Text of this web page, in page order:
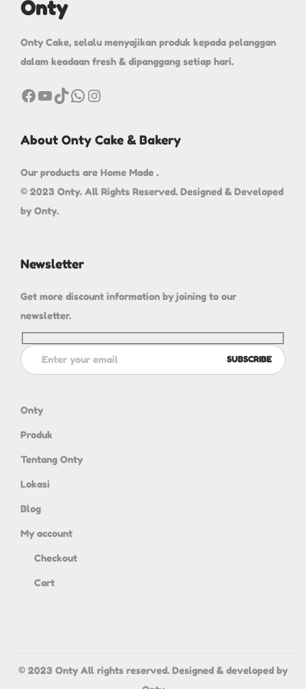
Onty
Onty Cake, selalu menyajikan produk kepada pelanggan
dalam keadaan fresh & dipanggang setiap hari.
About Onty Cake & Bakery
Our products are Home Made .
© 2023 Onty. All Rights Reserved. Designed & Developed
by Onty.
Newsletter
Get more discount information by joining to our
newsletter.
Onty
Produk
Tentang Onty
Lokasi
Blog
My account
Checkout
Cart
© 2023 Onty All rights reserved. Designed & developed by